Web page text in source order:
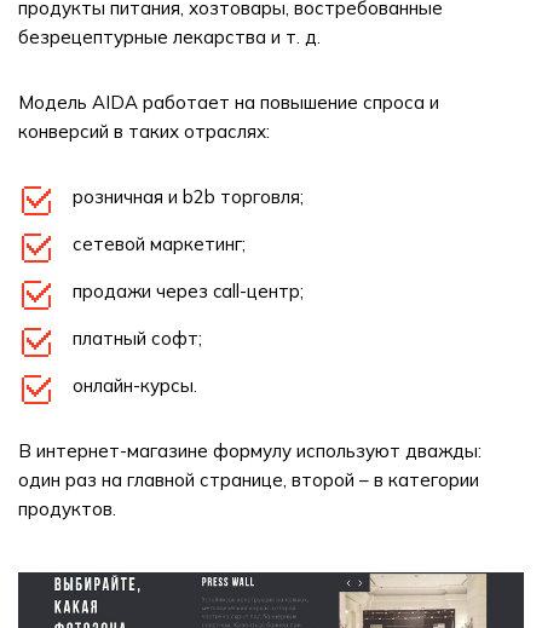
продукты питания, хозтовары, востребованные
безрецептурные лекарства и т. д.
Модель AIDA работает на повышение спроса и
конверсий в таких отраслях:
розничная и b2b торговля;
сетевой маркетинг;
продажи через call-центр;
платный софт;
онлайн-курсы.
В интернет-магазине формулу используют дважды:
один раз на главной странице, второй – в категории
продуктов.